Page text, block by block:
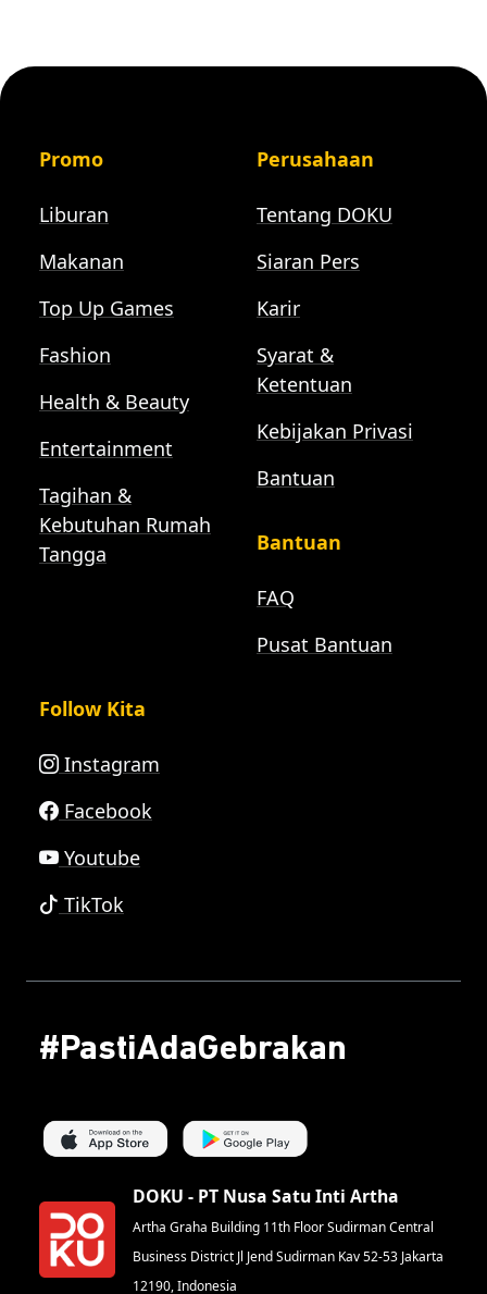
Promo
Liburan
Makanan
Top Up Games
Fashion
Health & Beauty
Entertainment
Tagihan &
Kebutuhan Rumah
Tangga
Perusahaan
Tentang DOKU
Siaran Pers
Karir
Syarat &
Ketentuan
Kebijakan Privasi
Bantuan
Bantuan
FAQ
Pusat Bantuan
Follow Kita
Instagram
Facebook
Youtube
TikTok
#PastiAdaGebrakan
DOKU - PT Nusa Satu Inti Artha
Artha Graha Building 11th Floor Sudirman Central
Business District Jl Jend Sudirman Kav 52-53 Jakarta
12190, Indonesia